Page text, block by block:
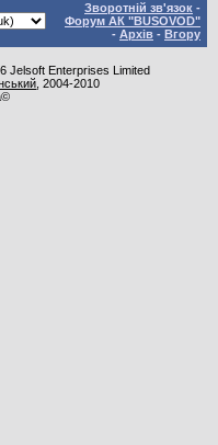
Зворотній зв'язок -
Форум АК "BUSOVOD"
- Архів - Вгору
Jelsoft Enterprises Limited
, 2004-2010